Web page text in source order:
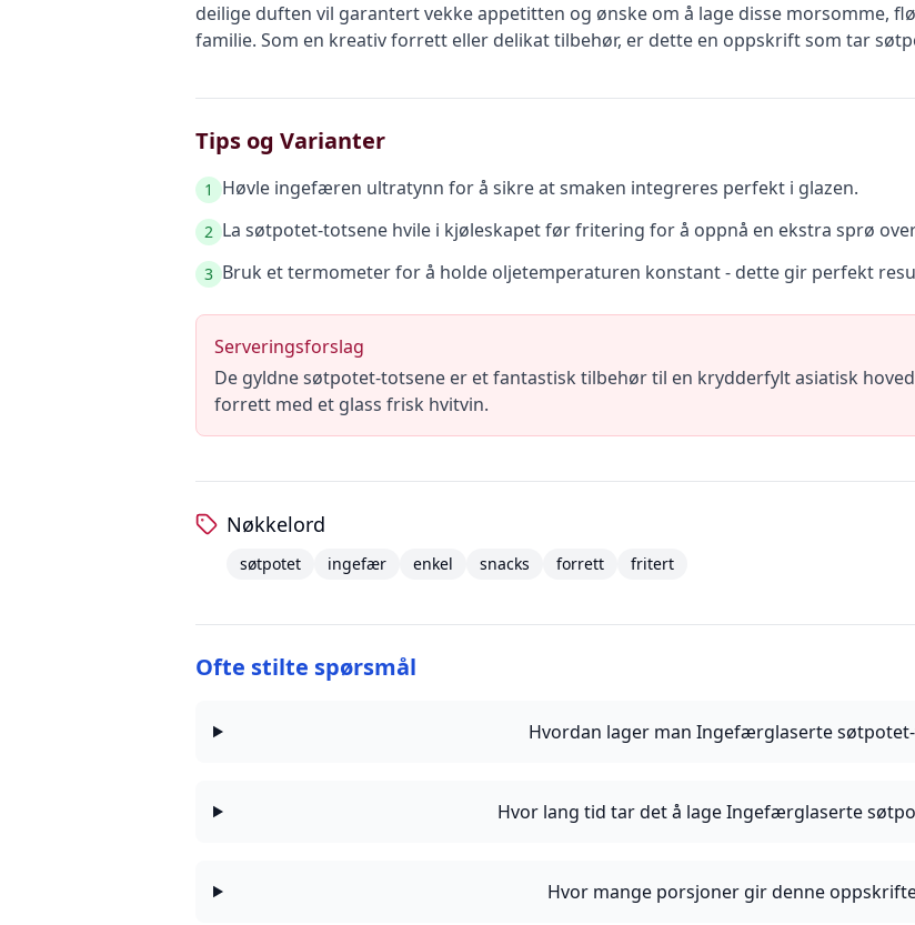
deilige duften vil garantert vekke appetitten og ønske om å lage disse morsomme,
familie. Som en kreativ forrett eller delikat tilbehør, er dette en oppskrift som tar
Tips og Varianter
1 Høvle ingefæren ultratynn for å sikre at smaken integreres perfekt i glazen.
2 La søtpotet-totsene hvile i kjøleskapet før fritering for å oppnå en ekstra sprø
3 Bruk et termometer for å holde oljetemperaturen konstant - dette gir perfekt
Serveringsforslag
De gyldne søtpotet-totsene er et fantastisk tilbehør til en krydderfylt asiatisk
forrett med et glass frisk hvitvin.
Nøkkelord
søtpotet ingefær enkel snacks forrett fritert
Ofte stilte spørsmål
Hvordan lager man Ingefærglaserte
Hvor lang tid tar det å lage Ingefærglaserte
Hvor mange porsjoner gir denne